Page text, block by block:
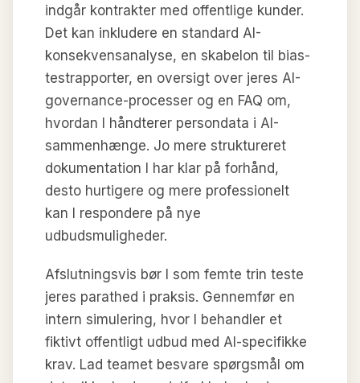
indgår kontrakter med offentlige kunder.
Det kan inkludere en standard AI-
konsekvensanalyse, en skabelon til bias-
testrapporter, en oversigt over jeres AI-
governance-processer og en FAQ om,
hvordan I håndterer persondata i AI-
sammenhænge. Jo mere struktureret
dokumentation I har klar på forhånd,
desto hurtigere og mere professionelt
kan I respondere på nye
udbudsmuligheder.
Afslutningsvis bør I som femte trin teste
jeres parathed i praksis. Gennemfør en
intern simulering, hvor I behandler et
fiktivt offentligt udbud med AI-specifikke
krav. Lad teamet besvare spørgsmål om